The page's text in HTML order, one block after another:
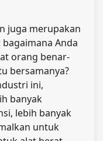
juga merupakan
Anda
orang benar-
bersamanya?
ini,
banyak
lebih banyak
untuk